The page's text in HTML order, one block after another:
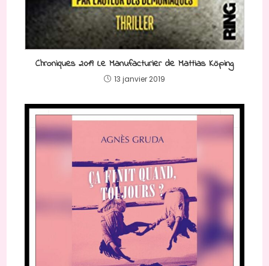
Chroniques 2019 Le Manufacturier de Mattias Köping
13 janvier 2019